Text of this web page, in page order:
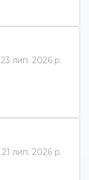
23 лип. 2026 р.
21 лип. 2026 р.